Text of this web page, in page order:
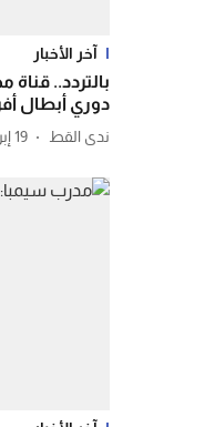
آخر الأخبار
بالتردد.. قناة
دوري أبطال
ندى القط 19 إبريل 2024